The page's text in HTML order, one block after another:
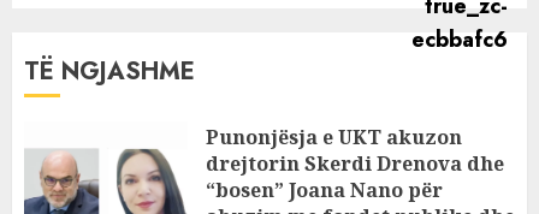
TË NGJASHME
Punonjësja e UKT akuzon
drejtorin Skerdi Drenova dhe
“bosen” Joana Nano për